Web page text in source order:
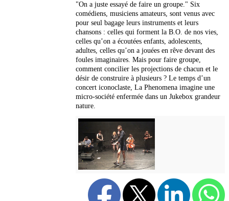
"On a juste essayé de faire un groupe." Six
comédiens, musiciens amateurs, sont venus avec
pour seul bagage leurs instruments et leurs
chansons : celles qui forment la B.O. de nos vies,
celles qu’on a écoutées enfants, adolescents,
adultes, celles qu’on a jouées en rêve devant des
foules imaginaires. Mais pour faire groupe,
comment concilier les projections de chacun et le
désir de construire à plusieurs ? Le temps d’un
concert iconoclaste, La Phenomena imagine une
micro-société enfermée dans un Jukebox grandeur
nature.